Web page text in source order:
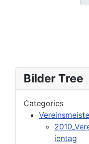
Bilder Tree
Categories
ientag